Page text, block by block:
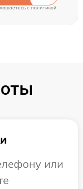
cполитикой
или